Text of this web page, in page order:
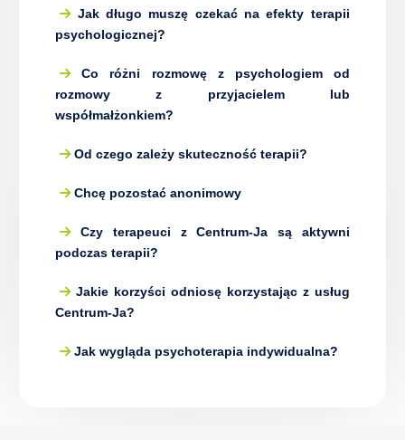
Jak długo muszę czekać na efekty terapii
psychologicznej?
Co różni rozmowę z psychologiem od
rozmowy z przyjacielem lub
współmałżonkiem?
Od czego zależy skuteczność terapii?
Chcę pozostać anonimowy
Czy terapeuci z Centrum-Ja są aktywni
podczas terapii?
Jakie korzyści odniosę korzystając z usług
Centrum-Ja?
Jak wygląda psychoterapia indywidualna?